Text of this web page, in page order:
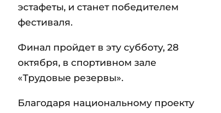
эстафеты, и станет победителем
фестиваля.
Финал пройдет в эту субботу, 28
октября, в спортивном зале
«Трудовые резервы».
Благодаря национальному проекту